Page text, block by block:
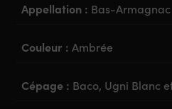
Appellation : Bas-Armagnac
Couleur :Ambrée
Cépage : Baco, Ugni Blanc